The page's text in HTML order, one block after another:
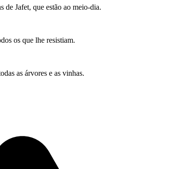
de Jafet, que estão ao meio-dia.
os que lhe resistiam.
as árvores e as vinhas.